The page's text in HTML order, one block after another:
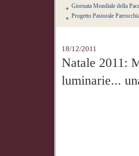
Giornata Mondiale della
Progetto Pastorale
18/12/2011
Natale 2011:
luminarie...